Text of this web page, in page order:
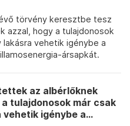
törvény keresztbe tesz
azzal, hogy a tulajdonosok
lakásra vehetik igénybe a
ársapkát.
az albérlőknek
a tulajdonosok már csak
vehetik igénybe a...